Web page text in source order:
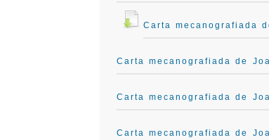
Carta mecanografiada
Carta mecanografiada de
Carta mecanografiada de
Carta mecanografiada de